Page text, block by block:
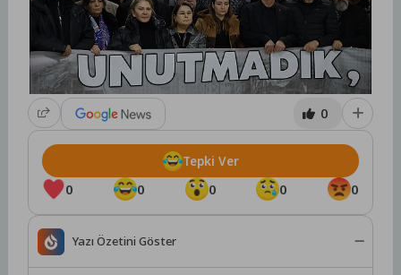
0
0 0 0 0 0
Tepki Ver
Yazı Özetini Göster